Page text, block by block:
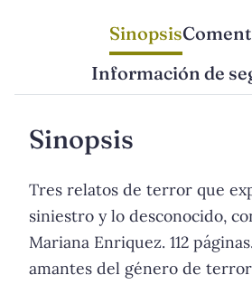
Sinopsis
Información de
Sinopsis
Tres relatos de terror que
siniestro y lo desconocido,
Mariana Enriquez. 112
amantes del género de